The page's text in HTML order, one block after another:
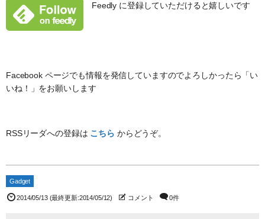
Feedly に登録していただけると嬉しいです
Facebook ページでも情報を発信していますのでよろしかったら「い
いね！」をお願いします
RSSリーダへの登録は こちら からどうぞ。
Gadget
2014/05/13(最終更新:2014/05/12) コメント 0件